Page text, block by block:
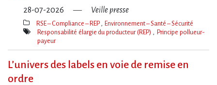
28-07-2026 Veille presse
Thèmes(s)
RSE – Compliance – REP Environnement – Santé – Sécurité
Mot(s)-
Responsabilité élargie du producteur (REP)
Principe pollueur-
payeur
L’univers des labels en voie de remise en
ordre